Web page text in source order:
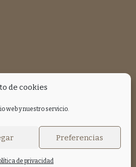
de cookies
web y nuestro servicio.
Preferencias
de privacidad